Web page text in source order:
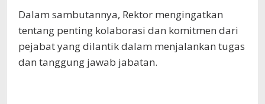
Dalam sambutannya, Rektor mengingatkan
tentang penting kolaborasi dan komitmen dari
pejabat yang dilantik dalam menjalankan tugas
dan tanggung jawab jabatan.